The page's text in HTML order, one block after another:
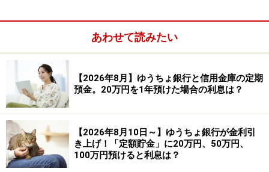
あわせて読みたい
【2026年8月】ゆうちょ銀行と信用金庫の定期
預金。20万円を1年預けた場合の利息は？
【2026年8月10日～】ゆうちょ銀行が金利引
き上げ！「定額貯金」に20万円、50万円、
100万円預けると利息は？